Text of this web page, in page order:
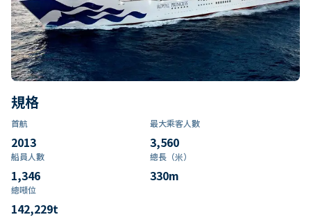
規格
首航
2013
最大乘客人數
3,560
船員人數
1,346
總長（米）
330m
總噸位
142,229t